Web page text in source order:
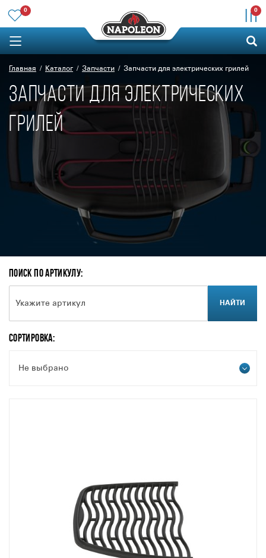
0 0
Главная Каталог Запчасти Запчасти для электрических грилей
Главная Каталог Запчасти Запчасти для электрических грилей
ЗАПЧАСТИ ДЛЯ ЭЛЕКТРИЧЕСКИХ
ГРИЛЕЙ
ПОИСК ПО АРТИКУЛУ:
НАЙТИ
СОРТИРОВКА:
Не выбрано